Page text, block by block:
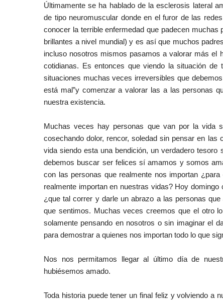
Últimamente se ha hablado de la esclerosis lateral
de tipo neuromuscular donde en el furor de las
conocer la terrible enfermedad que padecen
brillantes a nivel mundial) y es así que muchos
incluso nosotros mismos pasamos a valorar más el
cotidianas. Es entonces que viendo la situación
situaciones muchas veces irreversibles que
está mal”y comenzar a valorar las a las personas
nuestra existencia.
Muchas veces hay personas que van por la vida
cosechando dolor, rencor, soledad sin pensar en
vida siendo esta una bendición, un verdadero
debemos buscar ser felices sí amamos y somos
con las personas que realmente nos importan
realmente importan en nuestras vidas? Hoy
¿que tal correr y darle un abrazo a las personas
que sentimos. Muchas veces creemos que el otro
solamente pensando en nosotros o sin imaginar el
para demostrar a quienes nos importan todo lo que
Nos nos permitamos llegar al último día de
hubiésemos amado.
Toda historia puede tener un final feliz y volviendo a